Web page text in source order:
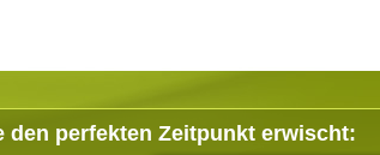
den perfekten Zeitpunkt erwischt: